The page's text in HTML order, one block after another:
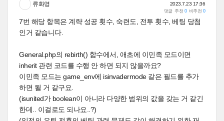
류화영 2023.7.23 17:36
댓글 추천 0 비추천 0
7번 해당 항목은 계략 성공 횟수, 숙련도, 전투 횟수, 베팅 당첨
인거 같습니다.
General.php의 rebirth() 함수에서, 애초에 이민족 모드이면
inherit 관련 코드를 수행 안 하면 되지 않을까요?
이민족 모드는 game_env에 isinvadermode 같은 필드를 추가
하면 될 거 같구요.
(isunited가 boolean이 아니라 다양한 범위의 값을 갖는 거 같긴
한데.. 이걸로도 되나요..?)